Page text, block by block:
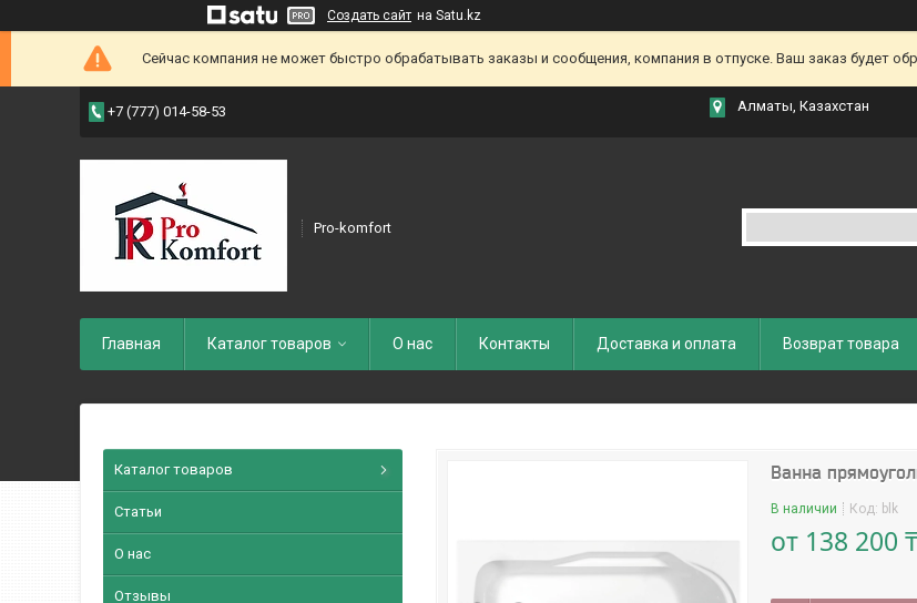
Создать сайт на Satu.kz
Сейчас компания не может быстро обрабатывать заказы и сообщения, компания в отпуске. Ваш заказ будет
+7 (777) 014-58-53 Алматы, Казахстан
Pro-komfort
Главная Каталог товаров О нас Контакты Доставка и оплата Возврат товара
Ванна
В наличии Код: blk
от 138 200
Каталог товаров
Статьи
О нас
Отзывы